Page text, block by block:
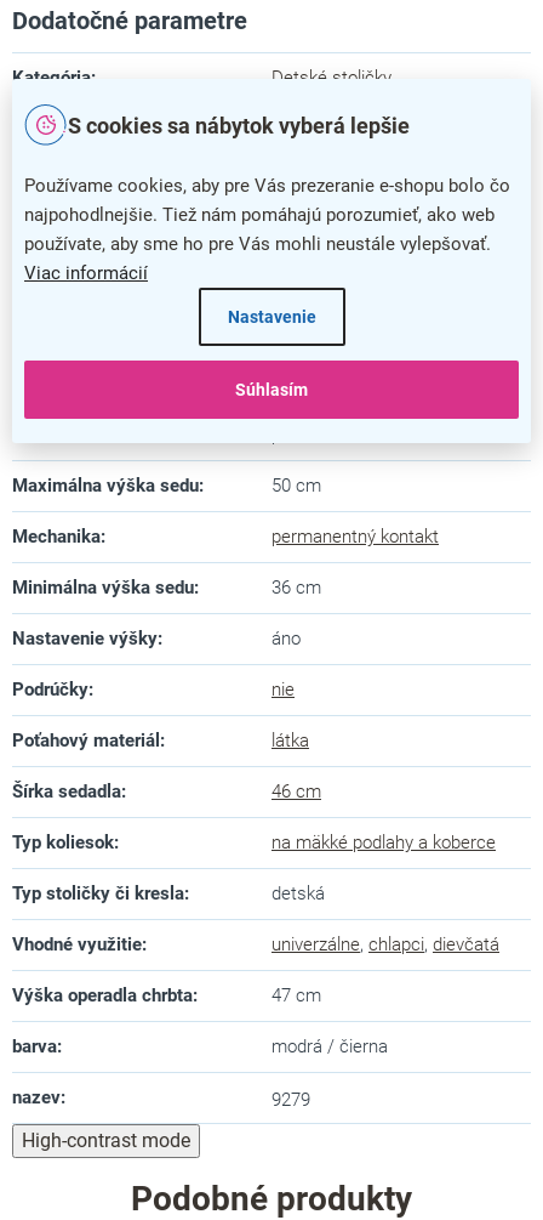
S cookies sa nábytok vyberá lepšie
Používame cookies, aby pre Vás prezeranie e-shopu bolo čo
najpohodlnejšie. Tiež nám pomáhajú porozumieť, ako web
používate, aby sme ho pre Vás mohli neustále vylepšovať.
Viac informácií
Nastavenie
Súhlasím
Dodatočné parametre
Kategória: Detské stoličky
Farba čierna,modrá
Záruka: 5 rokov
Nosnosť 100 kg
Minimálna výška
46 cm
Maximálna výška sedu: 50 cm
Mechanika: permanentný kontakt
Minimálna výška sedu: 36 cm
Nastavenie výšky: áno
Podrúčky: nie
Poťahový materiál : látka
Šírka sedadla: 46 cm
Typ koliesok: na mäkké podlahy a koberce
Typ stoličky či kresla: detská
Vhodné využitie: univerzálne, chlapci, dievčatá
Výška operadla chrbta: 47 cm
barva: modrá / čierna
nazev: 9279
High-contrast mode
Podobné produkty